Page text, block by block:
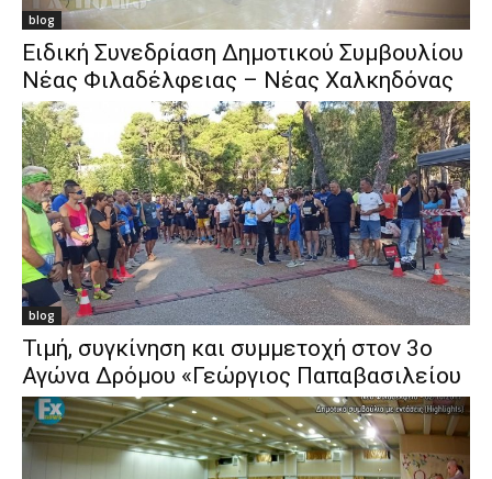
blog
Ειδική Συνεδρίαση Δημοτικού Συμβουλίου
Νέας Φιλαδέλφειας – Νέας Χαλκηδόνας
blog
Τιμή, συγκίνηση και συμμετοχή στον 3ο
Αγώνα Δρόμου «Γεώργιος Παπαβασιλείου